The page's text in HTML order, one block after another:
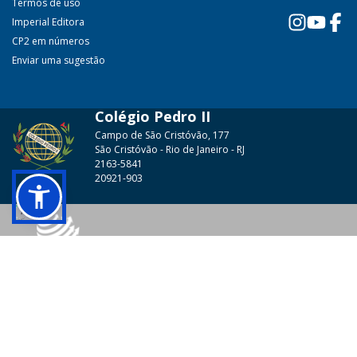
Termos de uso
Imperial Editora
CP2 em números
Enviar uma sugestão
Colégio Pedro II
Campo de São Cristóvão, 177
São Cristóvão - Rio de Janeiro - RJ
2163-5841
20921-903